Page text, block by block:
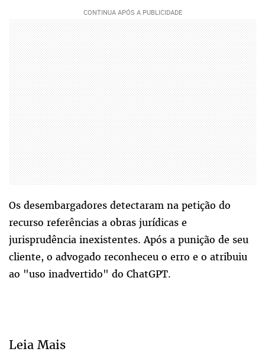
Os desembargadores detectaram na petição do
recurso referências a obras jurídicas e
jurisprudência inexistentes. Após a punição de seu
cliente, o advogado reconheceu o erro e o atribuiu
ao "uso inadvertido" do ChatGPT.
Leia Mais